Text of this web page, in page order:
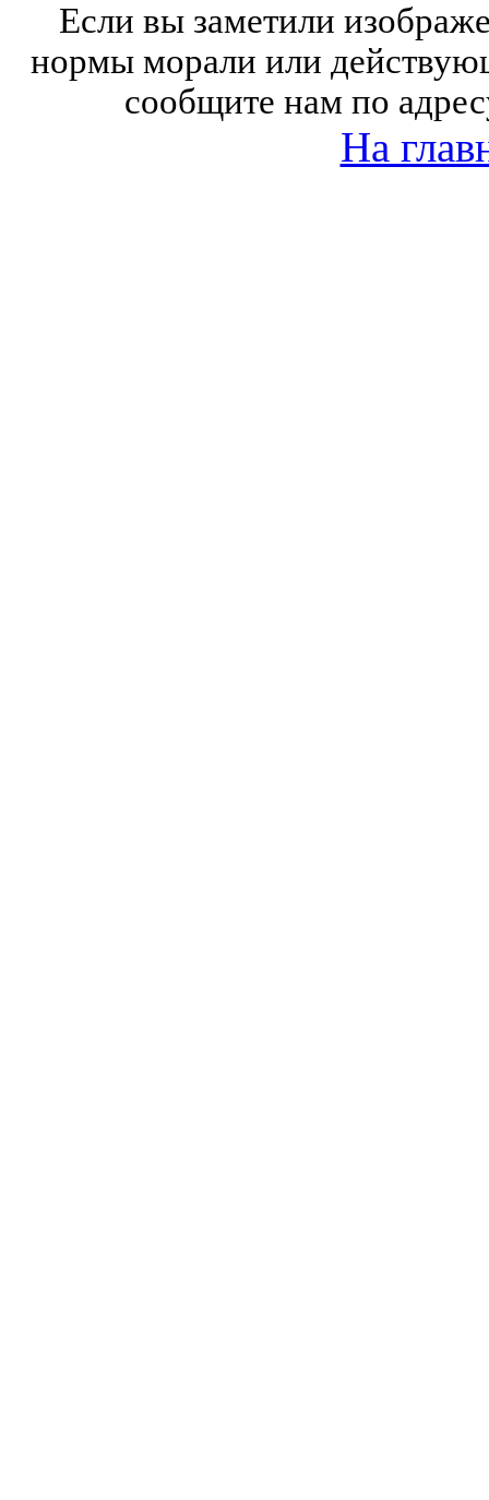
Если вы заметили
нормы морали или
сообщите нам по
На